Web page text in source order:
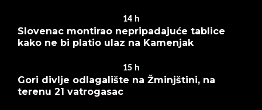
14 h
Slovenac montirao nepripadajuće tablice
kako ne bi platio ulaz na Kamenjak
15 h
Gori divlje odlagalište na Žminjštini, na
terenu 21 vatrogasac